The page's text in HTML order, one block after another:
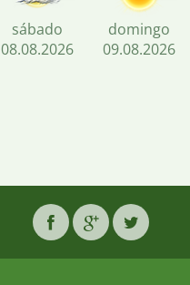
sábado
08.08.2026
domingo
09.08.2026